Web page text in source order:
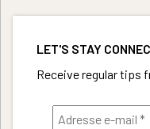
LET'S STAY
Receive regular tips